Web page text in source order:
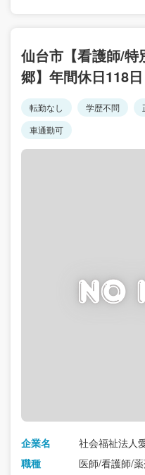
仙台市【看護師/特
郷】年間休日118
転勤なし 学歴不問
車通勤可
企業名
社会福祉法人
職種
医師/看護師/